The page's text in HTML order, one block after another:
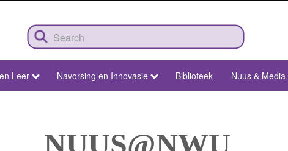
Leer Navorsing en Innovasie Biblioteek Nuus & Media